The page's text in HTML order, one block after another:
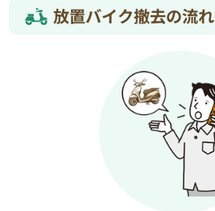
放置バイク撤去の流れ